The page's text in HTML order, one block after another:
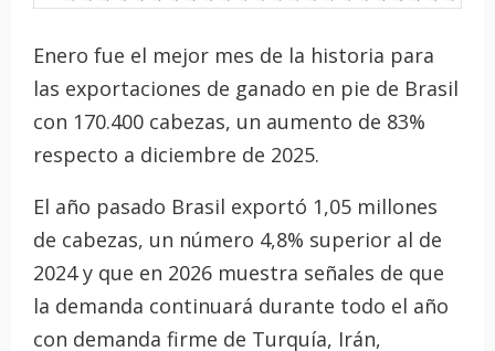
Enero fue el mejor mes de la historia para
las exportaciones de ganado en pie de Brasil
con 170.400 cabezas, un aumento de 83%
respecto a diciembre de 2025.
El año pasado Brasil exportó 1,05 millones
de cabezas, un número 4,8% superior al de
2024 y que en 2026 muestra señales de que
la demanda continuará durante todo el año
con demanda firme de Turquía, Irán,